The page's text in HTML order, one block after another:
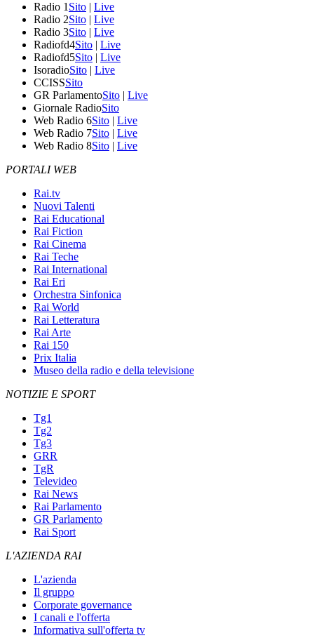
Radio 1 Sito | Live
Radio 2Sito | Live
Radio 3Sito | Live
Radiofd4Sito | Live
Radiofd5Sito | Live
IsoradioSito | Live
CCISSSito
GR ParlamentoSito | Live
Giornale RadioSito
Web Radio 6Sito | Live
Web Radio 7Sito | Live
Web Radio 8Sito | Live
PORTALI WEB
Rai.tv
Nuovi Talenti
Rai Educational
Rai Fiction
Rai Cinema
Rai Teche
Rai International
Rai Eri
Orchestra Sinfonica
Rai World
Rai Letteratura
Rai Arte
Rai 150
Prix Italia
Museo della radio e della televisione
NOTIZIE E SPORT
Tg1
Tg2
Tg3
GRR
TgR
Televideo
Rai News
Rai Parlamento
GR Parlamento
Rai Sport
L'AZIENDA RAI
L'azienda
Il gruppo
Corporate governance
I canali e l'offerta
Informativa sull'offerta tv